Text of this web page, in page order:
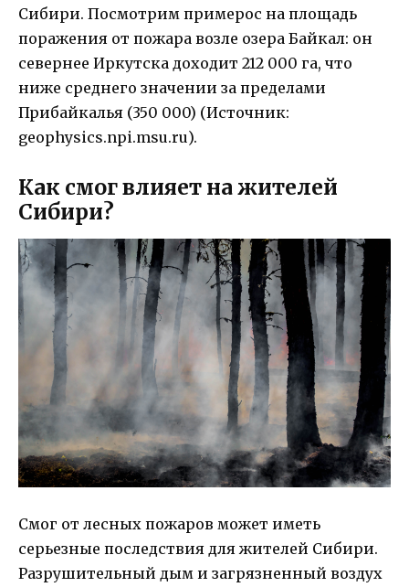
Сибири. Посмотрим примерос на площадь
поражения от пожара возле озера Байкал: он
севернее Иркутска доходит 212 000 га, что
ниже среднего значении за пределами
Прибайкалья (350 000) (Источник:
geophysics.npi.msu.ru).
Как смог влияет на жителей
Сибири?
Смог от лесных пожаров может иметь
серьезные последствия для жителей Сибири.
Разрушительный дым и загрязненный воздух